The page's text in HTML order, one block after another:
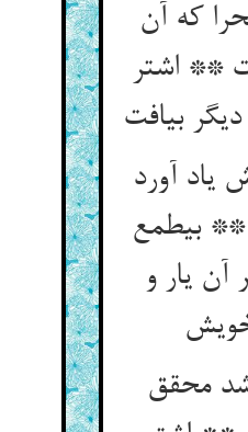
که آن
** اشتر
بیافت‏
یاد آورد
بی‏طمع
آن یار و
محقق